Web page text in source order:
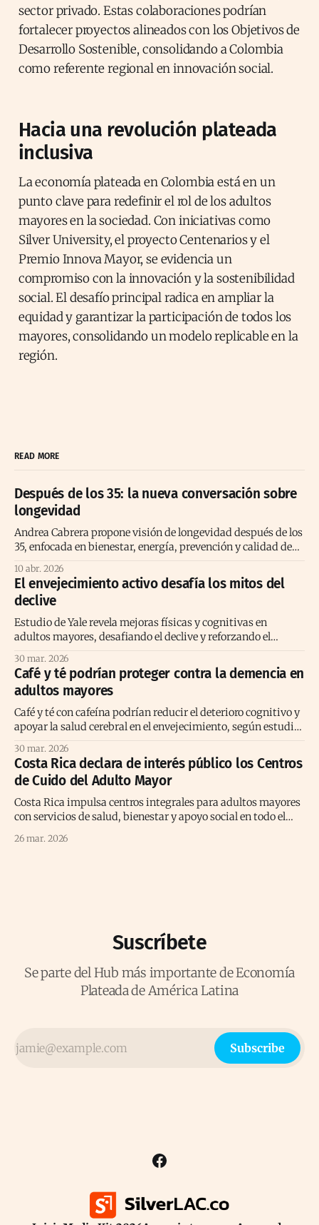
sector privado. Estas colaboraciones podrían
fortalecer proyectos alineados con los Objetivos de
Desarrollo Sostenible, consolidando a Colombia
como referente regional en innovación social.
Hacia una revolución plateada
inclusiva
La economía plateada en Colombia está en un
punto clave para redefinir el rol de los adultos
mayores en la sociedad. Con iniciativas como
Silver University, el proyecto Centenarios y el
Premio Innova Mayor, se evidencia un
compromiso con la innovación y la sostenibilidad
social. El desafío principal radica en ampliar la
equidad y garantizar la participación de todos los
mayores, consolidando un modelo replicable en la
región.
READ MORE
Después de los 35: la nueva conversación sobre
longevidad
Andrea Cabrera propone visión de longevidad después de los
35, enfocada en bienestar, energía, prevención y calidad de
vida consciente
10 abr. 2026
El envejecimiento activo desafía los mitos del
declive
Estudio de Yale revela mejoras físicas y cognitivas en
adultos mayores, desafiando el declive y reforzando el
30 mar. 2026
Café y té podrían proteger contra la demencia en
adultos mayores
Café y té con cafeína podrían reducir el deterioro cognitivo y
apoyar la salud cerebral en el envejecimiento, según estudio
30 mar. 2026
Costa Rica declara de interés público los Centros
de Cuido del Adulto Mayor
Costa Rica impulsa centros integrales para adultos mayores
con servicios de salud, bienestar y apoyo social en todo el
26 mar. 2026
Suscríbete
Se parte del Hub más importante de Economía
Plateada de América Latina
Subscribe